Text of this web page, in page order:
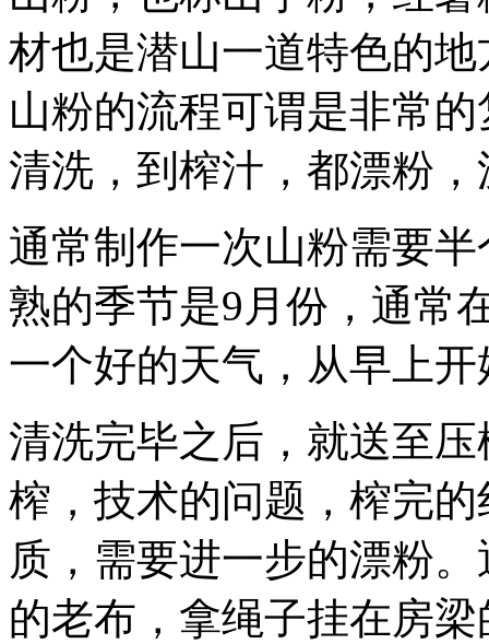
材也是潜山一道特色的
山粉的流程可谓是非常
清洗，到榨汁，都漂粉
通常制作一次山粉需要
熟的季节是9月份，通常
一个好的天气，从早上
清洗完毕之后，就送至
榨，技术的问题，榨完
质，需要进一步的漂粉
的老布，拿绳子挂在房